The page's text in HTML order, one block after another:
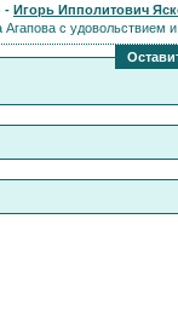
- Игорь Ипполитович
Aгапова с удовольствием